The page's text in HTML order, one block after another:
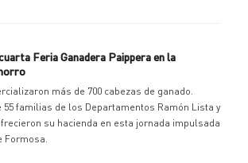
Feria Ganadera Paippera en la
más de 700 cabezas de ganado.
55 familias de los Departamentos Ramón Lista y
su hacienda en esta jornada impulsada
Formosa.